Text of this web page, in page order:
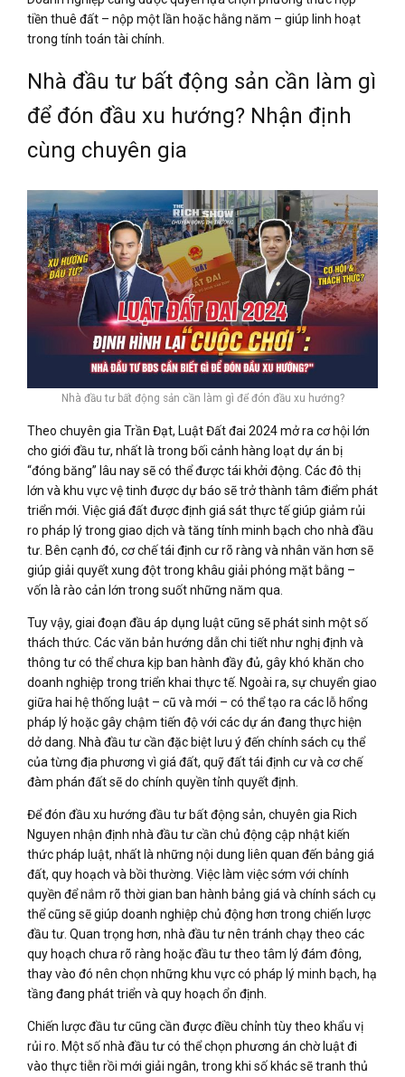
tiền thuê đất – nộp một lần hoặc hằng năm – giúp linh hoạt
trong tính toán tài chính.
Nhà đầu tư bất động sản cần làm gì
để đón đầu xu hướng? Nhận định
cùng chuyên gia
Nhà đầu tư bất động sản cần làm gì để đón đầu xu hướng?
Theo chuyên gia Trần Đạt, Luật Đất đai 2024 mở ra cơ hội lớn
cho giới đầu tư, nhất là trong bối cảnh hàng loạt dự án bị
“đóng băng” lâu nay sẽ có thể được tái khởi động. Các đô thị
lớn và khu vực vệ tinh được dự báo sẽ trở thành tâm điểm phát
triển mới. Việc giá đất được định giá sát thực tế giúp giảm rủi
ro pháp lý trong giao dịch và tăng tính minh bạch cho nhà đầu
tư. Bên cạnh đó, cơ chế tái định cư rõ ràng và nhân văn hơn sẽ
giúp giải quyết xung đột trong khâu giải phóng mặt bằng –
vốn là rào cản lớn trong suốt những năm qua.
Tuy vậy, giai đoạn đầu áp dụng luật cũng sẽ phát sinh một số
thách thức. Các văn bản hướng dẫn chi tiết như nghị định và
thông tư có thể chưa kịp ban hành đầy đủ, gây khó khăn cho
doanh nghiệp trong triển khai thực tế. Ngoài ra, sự chuyển giao
giữa hai hệ thống luật – cũ và mới – có thể tạo ra các lỗ hổng
pháp lý hoặc gây chậm tiến độ với các dự án đang thực hiện
dở dang. Nhà đầu tư cần đặc biệt lưu ý đến chính sách cụ thể
của từng địa phương vì giá đất, quỹ đất tái định cư và cơ chế
đàm phán đất sẽ do chính quyền tỉnh quyết định.
Để đón đầu xu hướng đầu tư bất động sản, chuyên gia Rich
Nguyen nhận định nhà đầu tư cần chủ động cập nhật kiến
thức pháp luật, nhất là những nội dung liên quan đến bảng giá
đất, quy hoạch và bồi thường. Việc làm việc sớm với chính
quyền để nắm rõ thời gian ban hành bảng giá và chính sách cụ
thể cũng sẽ giúp doanh nghiệp chủ động hơn trong chiến lược
đầu tư. Quan trọng hơn, nhà đầu tư nên tránh chạy theo các
quy hoạch chưa rõ ràng hoặc đầu tư theo tâm lý đám đông,
thay vào đó nên chọn những khu vực có pháp lý minh bạch, hạ
tầng đang phát triển và quy hoạch ổn định.
Chiến lược đầu tư cũng cần được điều chỉnh tùy theo khẩu vị
rủi ro. Một số nhà đầu tư có thể chọn phương án chờ luật đi
vào thực tiễn rồi mới giải ngân, trong khi số khác sẽ tranh thủ